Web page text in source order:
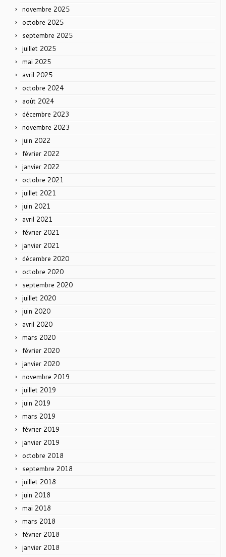
novembre 2025
octobre 2025
septembre 2025
juillet 2025
mai 2025
avril 2025
octobre 2024
août 2024
décembre 2023
novembre 2023
juin 2022
février 2022
janvier 2022
octobre 2021
juillet 2021
juin 2021
avril 2021
février 2021
janvier 2021
décembre 2020
octobre 2020
septembre 2020
juillet 2020
juin 2020
avril 2020
mars 2020
février 2020
janvier 2020
novembre 2019
juillet 2019
juin 2019
mars 2019
février 2019
janvier 2019
octobre 2018
septembre 2018
juillet 2018
juin 2018
mai 2018
mars 2018
février 2018
janvier 2018